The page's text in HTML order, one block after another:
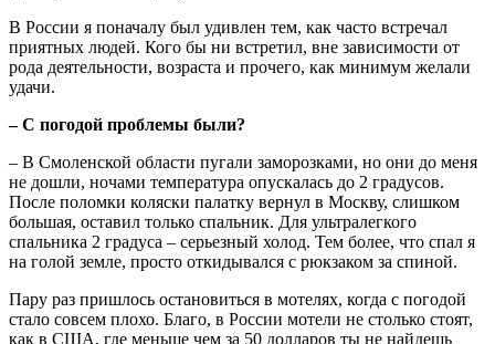
В России я поначалу был удивлен тем, как часто встречал
приятных людей. Кого бы ни встретил, вне зависимости от
рода деятельности, возраста и прочего, как минимум желали
удачи.
– С погодой проблемы были?
– В Смоленской области пугали заморозками, но они до меня
не дошли, ночами температура опускалась до 2 градусов.
После поломки коляски палатку вернул в Москву, слишком
большая, оставил только спальник. Для ультралегкого
спальника 2 градуса – серьезный холод. Тем более, что спал я
на голой земле, просто откидывался с рюкзаком за спиной.
Пару раз пришлось остановиться в мотелях, когда с погодой
стало совсем плохо. Благо, в России мотели не столько стоят,
как в США, где меньше чем за 50 долларов ты не найдешь